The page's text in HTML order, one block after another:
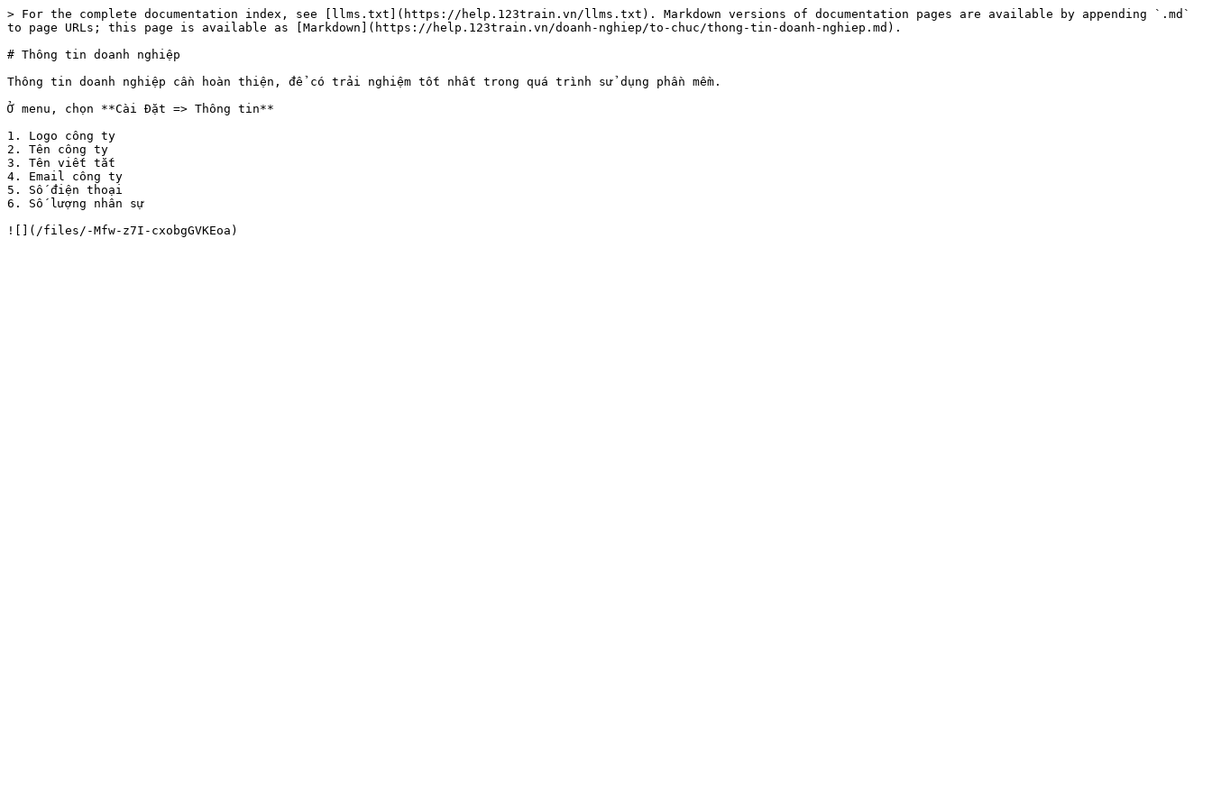
> For the complete documentation index, see [llms.txt](https://help.123train.vn/llms.txt). Markdown versions of documentation pages are available by appending `.md`
to page URLs; this page is available as [Markdown](https://help.123train.vn/doanh-nghiep/to-chuc/thong-tin-doanh-nghiep.md).
# Thông tin doanh nghiệp
Thông tin doanh nghiệp cần hoàn thiện, để có trải nghiệm tốt nhất trong quá trình sử dụng phần mềm.
Ở menu, chọn **Cài Đặt => Thông tin**
1. Logo công ty
2. Tên công ty
3. Tên viết tắt
4. Email công ty
5. Số điện thoại
6. Số lượng nhân sự